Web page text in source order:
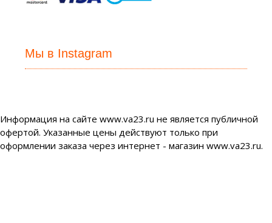
Мы в Instagram
Информация на сайте www.va23.ru не является публичной
офертой. Указанные цены действуют только при
оформлении заказа через интернет - магазин www.va23.ru.